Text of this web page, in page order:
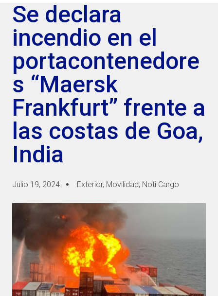
Se declara
incendio en el
portacontenedore
s “Maersk
Frankfurt” frente a
las costas de Goa,
India
Julio 19, 2024 Exterior, Movilidad, Noti Cargo